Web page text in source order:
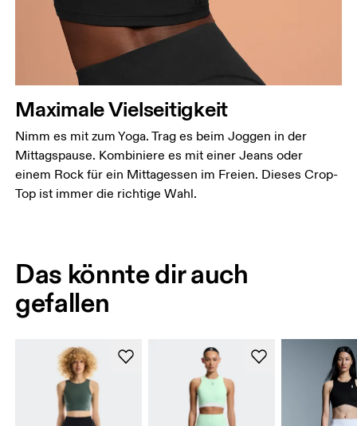
Maximale Vielseitigkeit
Nimm es mit zum Yoga. Trag es beim Joggen in der
Mittagspause. Kombiniere es mit einer Jeans oder
einem Rock für ein Mittagessen im Freien. Dieses Crop-
Top ist immer die richtige Wahl.
Das könnte dir auch
gefallen